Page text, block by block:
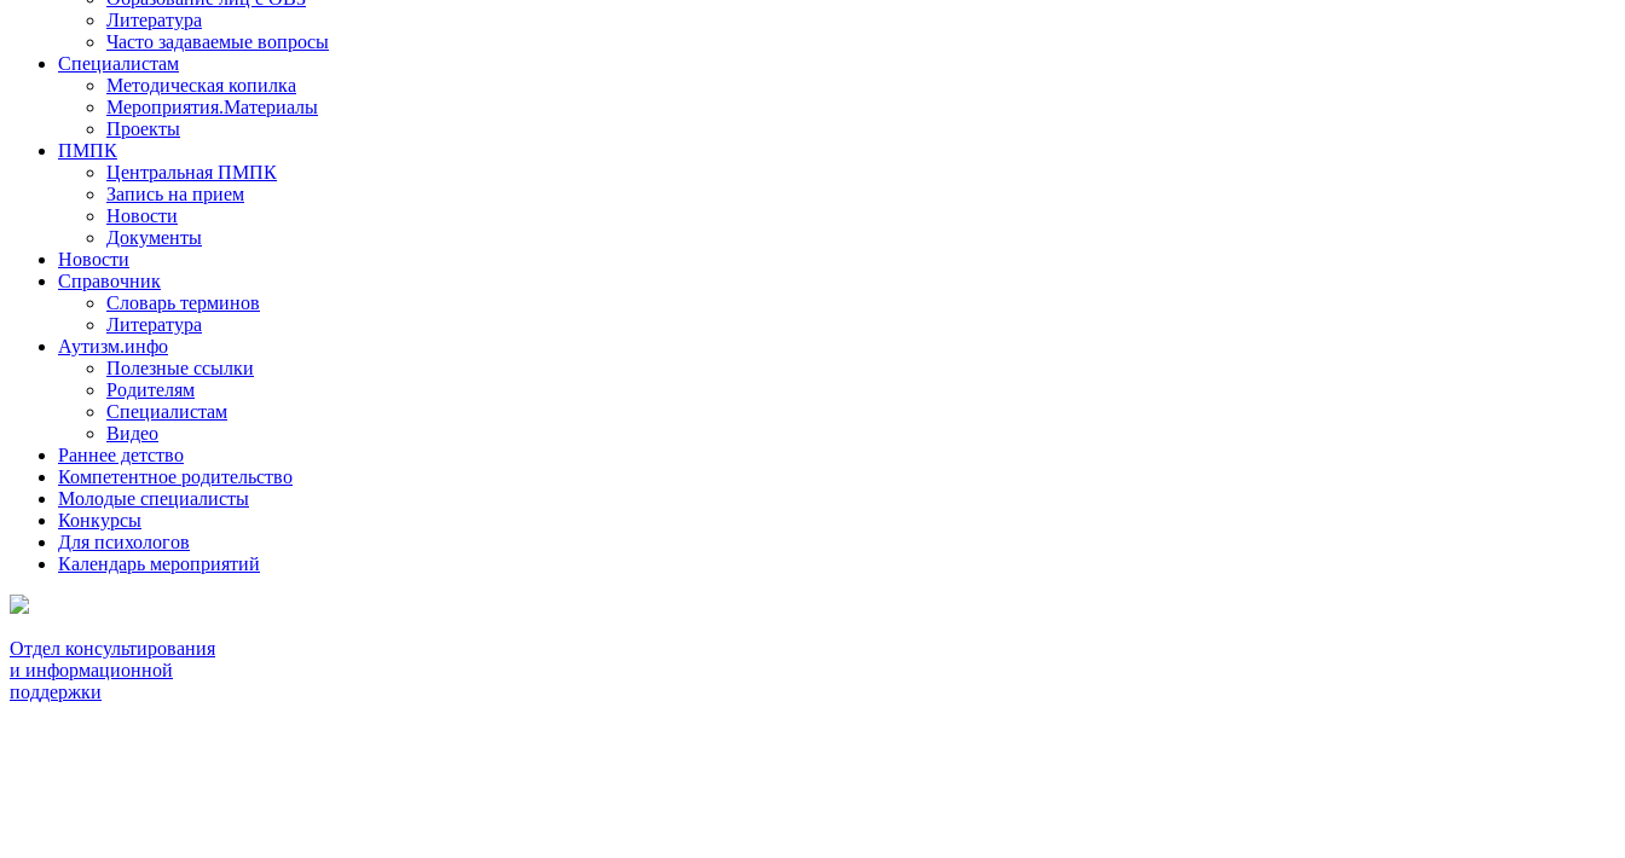
Литература
Часто задаваемые вопросы
Специалистам
Методическая копилка
Мероприятия.Материалы
Проекты
ПМПК
Центральная ПМПК
Запись на прием
Новости
Документы
Новости
Справочник
Словарь терминов
Литература
Аутизм.инфо
Полезные ссылки
Родителям
Специалистам
Видео
Раннее детство
Компетентное родительство
Молодые специалисты
Конкурсы
Для психологов
Календарь мероприятий
Отдел консультирования
и информационной
поддержки